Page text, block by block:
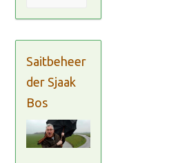
Saitbeheer
der Sjaak
Bos